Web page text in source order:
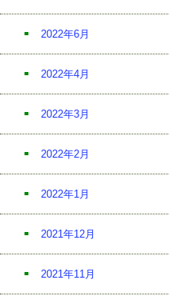
2022年6月
2022年4月
2022年3月
2022年2月
2022年1月
2021年12月
2021年11月